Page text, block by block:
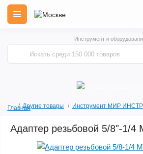
Инструмент и
ГлавнаяДругие товары Инструмент МИР
Адаптер резьбовой 5/8"-1/4